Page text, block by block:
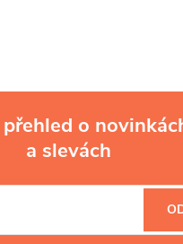
o
a slevách